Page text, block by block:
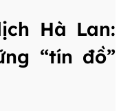
Hà Lan:
“tín đồ”